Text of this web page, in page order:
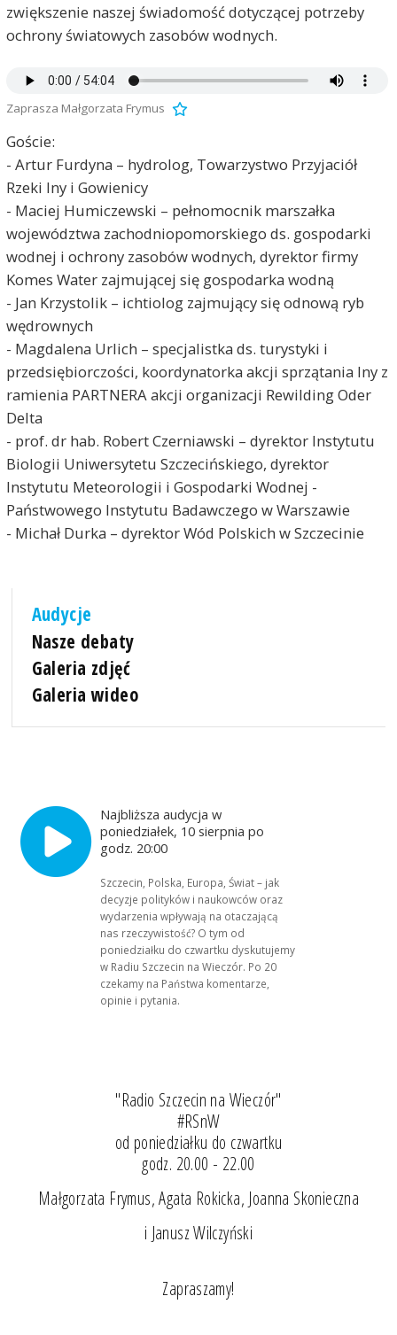
zwiększenie naszej świadomość dotyczącej potrzeby
ochrony światowych zasobów wodnych.
Zaprasza Małgorzata Frymus
Goście:
- Artur Furdyna – hydrolog, Towarzystwo Przyjaciół
Rzeki Iny i Gowienicy
- Maciej Humiczewski – pełnomocnik marszałka
województwa zachodniopomorskiego ds. gospodarki
wodnej i ochrony zasobów wodnych, dyrektor firmy
Komes Water zajmującej się gospodarka wodną
- Jan Krzystolik – ichtiolog zajmujący się odnową ryb
wędrownych
- Magdalena Urlich – specjalistka ds. turystyki i
przedsiębiorczości, koordynatorka akcji sprzątania Iny z
ramienia PARTNERA akcji organizacji Rewilding Oder
Delta
- prof. dr hab. Robert Czerniawski – dyrektor Instytutu
Biologii Uniwersytetu Szczecińskiego, dyrektor
Instytutu Meteorologii i Gospodarki Wodnej -
Państwowego Instytutu Badawczego w Warszawie
- Michał Durka – dyrektor Wód Polskich w Szczecinie
Audycje
Nasze debaty
Galeria zdjęć
Galeria wideo
Najbliższa audycja w
poniedziałek, 10 sierpnia po
godz. 20:00
Szczecin, Polska, Europa, Świat – jak
decyzje polityków i naukowców oraz
wydarzenia wpływają na otaczającą
nas rzeczywistość? O tym od
poniedziałku do czwartku dyskutujemy
w Radiu Szczecin na Wieczór. Po 20
czekamy na Państwa komentarze,
opinie i pytania.
"Radio Szczecin na Wieczór"
#RSnW
od poniedziałku do czwartku
godz. 20.00 - 22.00
Małgorzata Frymus, Agata Rokicka, Joanna Skonieczna
i Janusz Wilczyński
Zapraszamy!